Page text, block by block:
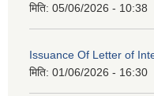
मिति: 05/06/2026 - 10:38
Issuance Of Letter of
मिति: 01/06/2026 - 16:30